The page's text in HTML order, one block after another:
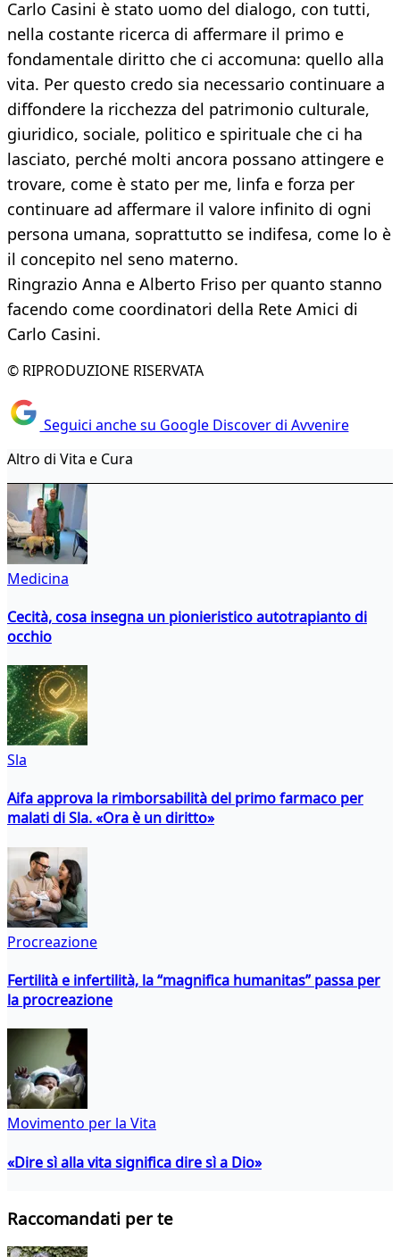
Carlo Casini è stato uomo del dialogo, con tutti,
nella costante ricerca di affermare il primo e
fondamentale diritto che ci accomuna: quello alla
vita. Per questo credo sia necessario continuare a
diffondere la ricchezza del patrimonio culturale,
giuridico, sociale, politico e spirituale che ci ha
lasciato, perché molti ancora possano attingere e
trovare, come è stato per me, linfa e forza per
continuare ad affermare il valore infinito di ogni
persona umana, soprattutto se indifesa, come lo è
il concepito nel seno materno.
Ringrazio Anna e Alberto Friso per quanto stanno
facendo come coordinatori della Rete Amici di
Carlo Casini.
© RIPRODUZIONE RISERVATA
Seguici anche su Google Discover di Avvenire
Altro di Vita e Cura
Medicina
Cecità, cosa insegna un pionieristico autotrapianto di
occhio
Sla
Aifa approva la rimborsabilità del primo farmaco per
malati di Sla. «Ora è un diritto»
Procreazione
Fertilità e infertilità, la “magnifica humanitas” passa per
la procreazione
Movimento per la Vita
«Dire sì alla vita significa dire sì a Dio»
Raccomandati per te